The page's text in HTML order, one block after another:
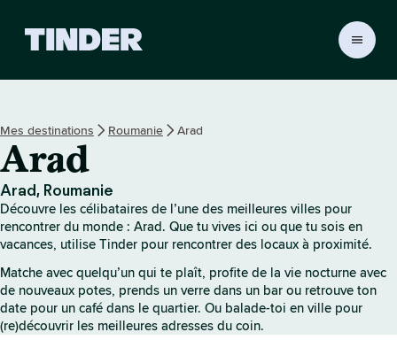
i
n
d
e
Mes destinations Roumanie Arad
Arad
Arad, Roumanie
Découvre les célibataires de l’une des meilleures villes pour
rencontrer du monde : Arad. Que tu vives ici ou que tu sois en
vacances, utilise Tinder pour rencontrer des locaux à proximité.
Matche avec quelqu’un qui te plaît, profite de la vie nocturne avec
de nouveaux potes, prends un verre dans un bar ou retrouve ton
date pour un café dans le quartier. Ou balade-toi en ville pour
(re)découvrir les meilleures adresses du coin.